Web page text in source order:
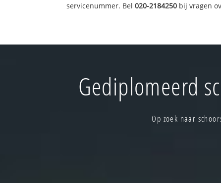
servicenummer. Bel020-2184250 bij vragen
Gediplomeerd
Op zoek naar